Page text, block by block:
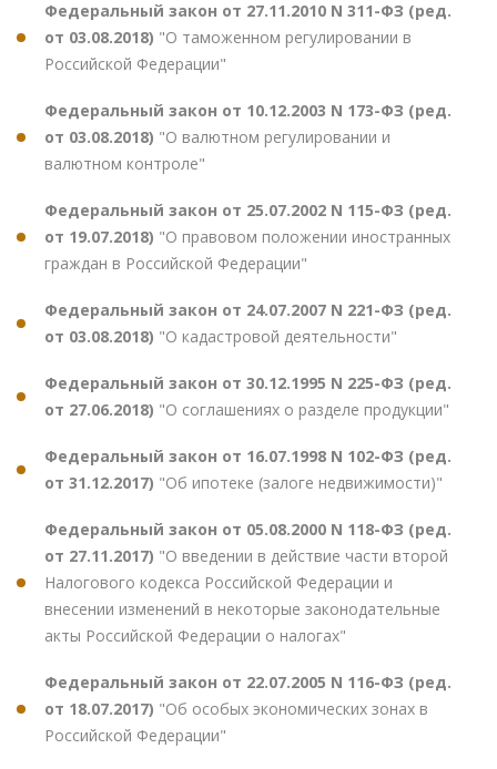
Федеральный закон от 27.11.2010 N 311-ФЗ (ред.
от 03.08.2018) "О таможенном регулировании в
Российской Федерации"
Федеральный закон от 10.12.2003 N 173-ФЗ (ред.
от 03.08.2018) "О валютном регулировании и
валютном контроле"
Федеральный закон от 25.07.2002 N 115-ФЗ (ред.
от 19.07.2018) "О правовом положении иностранных
граждан в Российской Федерации"
Федеральный закон от 24.07.2007 N 221-ФЗ (ред.
от 03.08.2018) "О кадастровой деятельности"
Федеральный закон от 30.12.1995 N 225-ФЗ (ред.
от 27.06.2018) "О соглашениях о разделе продукции"
Федеральный закон от 16.07.1998 N 102-ФЗ (ред.
от 31.12.2017) "Об ипотеке (залоге недвижимости)"
Федеральный закон от 05.08.2000 N 118-ФЗ (ред.
от 27.11.2017) "О введении в действие части второй
Налогового кодекса Российской Федерации и
внесении изменений в некоторые законодательные
акты Российской Федерации о налогах"
Федеральный закон от 22.07.2005 N 116-ФЗ (ред.
от 18.07.2017) "Об особых экономических зонах в
Российской Федерации"